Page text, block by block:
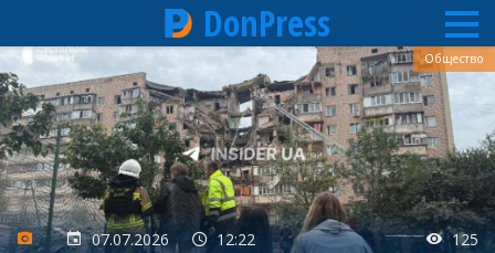
Перейти
к
основному
содержанию
DonPress
07.07.2026 12:22 125
Общество